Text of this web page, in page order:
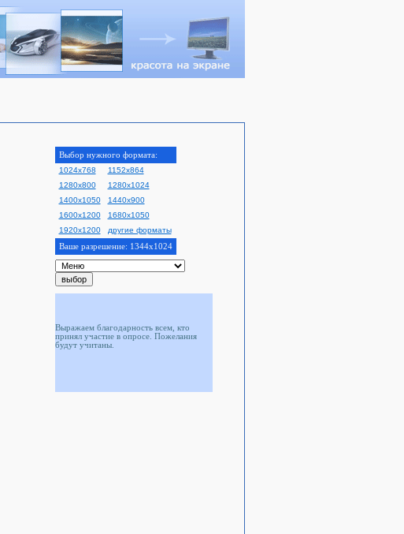
Выбор нужного формата:
1024x768
1152x864
1280x800
1280x1024
1400x1050
1440x900
1600x1200
1680x1050
1920x1200
другие форматы
Ваше разрешение: 1344x1024
Выражаем благодарность всем, кто
принял участие в опросе. Пожелания
будут учитаны.